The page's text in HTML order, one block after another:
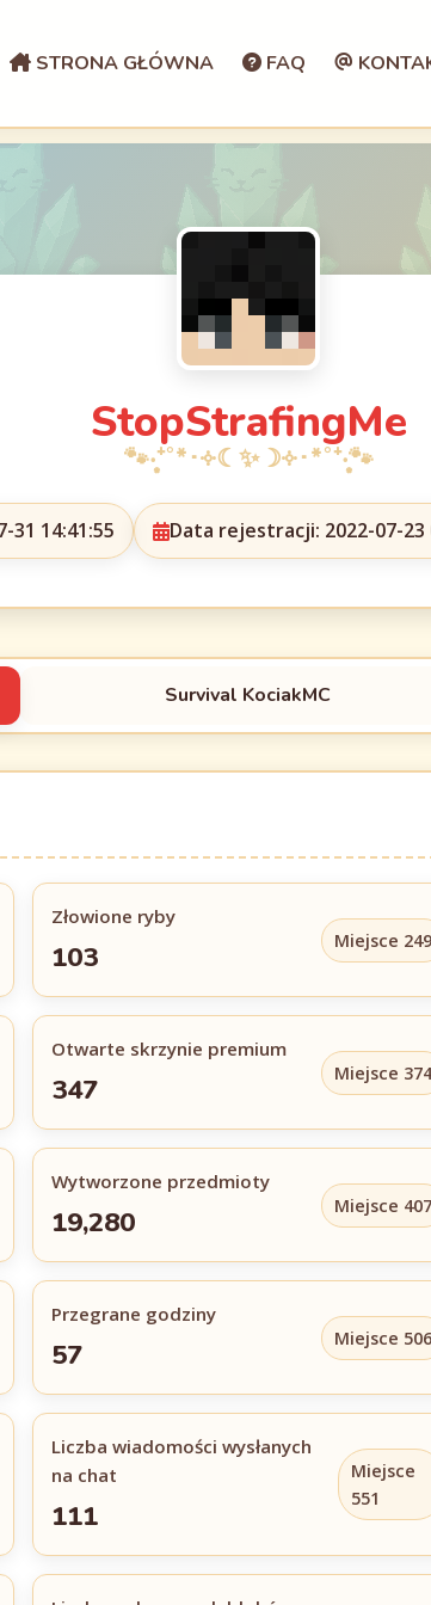
STRONA GŁÓWNA FAQ
StopStrafingMe
14:41:55 Data rejestracji: 2022-07-23
Survival KociakMC
Złowione ryby
103 Miejsce 249
Otwarte skrzynie premium
347 Miejsce 374
Wytworzone przedmioty
19,280 Miejsce 407
Przegrane godziny
57 Miejsce 506
Liczba wiadomości wysłanych
na chat
111
Miejsce
551